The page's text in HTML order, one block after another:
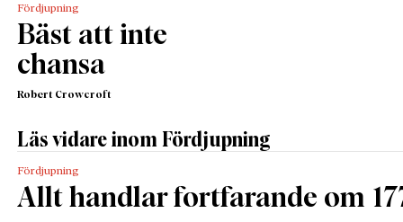
Fördjupning
Bäst att inte
chansa
Robert Crowcroft
Läs vidare inom Fördjupning
Fördjupning
Allt handlar fortfarande om